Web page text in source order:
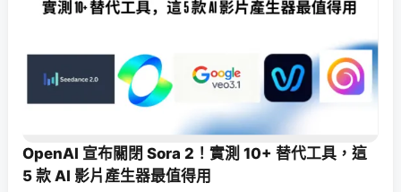
OpenAI 宣布關閉 Sora 2！實測 10+ 替代工具，這
5 款 AI 影片產生器最值得用